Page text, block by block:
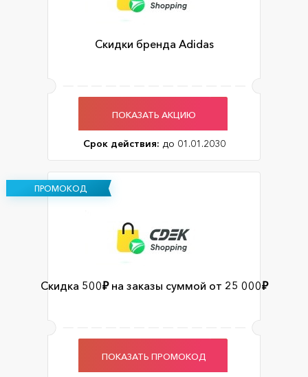
Скидки бренда Adidas
ПОКАЗАТЬ АКЦИЮ
Срок действия: до 01.01.2030
ПРОМОКОД
Скидка 500₽ на заказы суммой от 25 000₽
ПОКАЗАТЬ ПРОМОКОД